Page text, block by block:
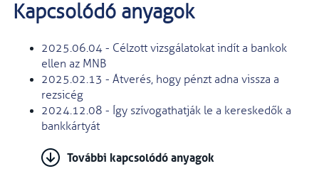
Kapcsolódó anyagok
2025.06.04 - Célzott vizsgálatokat indít a bankok
ellen az MNB
2025.02.13 - Átverés, hogy pénzt adna vissza a
rezsicég
2024.12.08 - Így szívogathatják le a kereskedők a
bankkártyát
További kapcsolódó anyagok